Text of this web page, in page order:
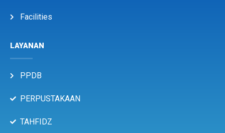
Facilities
LAYANAN
PPDB
PERPUSTAKAAN
TAHFIDZ